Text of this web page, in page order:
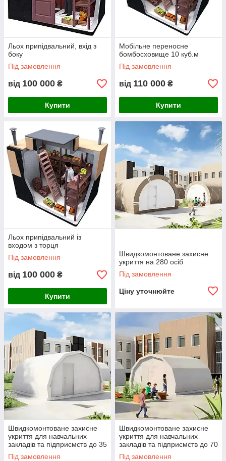
Льох припідвальний, вхід з
боку
Під замовлення
від 100 000 ₴
Купити
Мобільне переносне
бомбосховище 10 куб.м
Під замовлення
від 110 000 ₴
Купити
Льох припідвальний із
входом з торця
Під замовлення
від 100 000 ₴
Купити
Швидкомонтоване захисне
укриття на 280 осіб
Під замовлення
Ціну уточнюйте
Швидкомонтоване захисне
укриття для навчальних
закладів та підприємств до 35
осіб
Під замовлення
Швидкомонтоване захисне
укриття для навчальних
закладів та підприємств до 70
осіб
Під замовлення